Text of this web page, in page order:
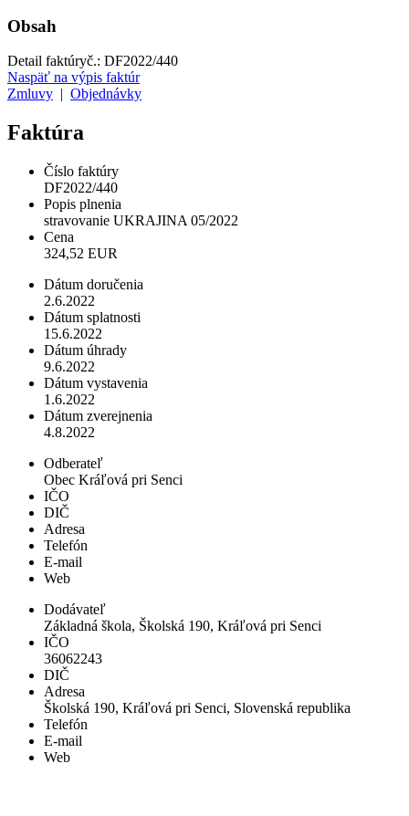
Obsah
Detail faktúryč.: DF2022/440
Naspäť na výpis faktúr
Zmluvy
Objednávky
Faktúra
Číslo faktúry
DF2022/440
Popis plnenia
stravovanie UKRAJINA 05/2022
Cena
324,52 EUR
Dátum doručenia
2.6.2022
Dátum splatnosti
15.6.2022
Dátum úhrady
9.6.2022
Dátum vystavenia
1.6.2022
Dátum zverejnenia
4.8.2022
Odberateľ
Obec Kráľová pri Senci
IČO
DIČ
Adresa
Telefón
E-mail
Web
Dodávateľ
Základná škola, Školská 190, Kráľová pri Senci
IČO
36062243
DIČ
Adresa
Školská 190, Kráľová pri Senci, Slovenská republika
Telefón
E-mail
Web